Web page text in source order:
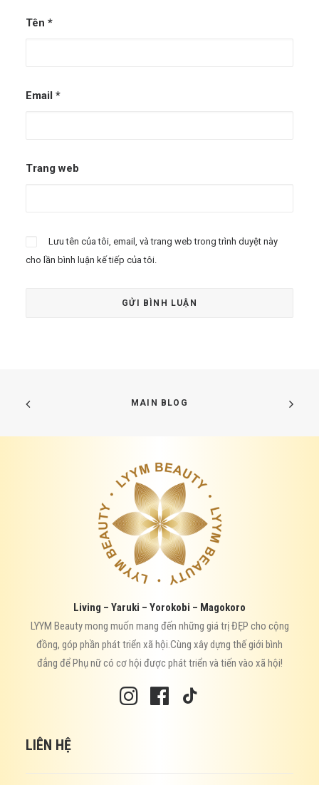
Tên *
Email *
Trang web
Lưu tên của tôi, email, và trang web trong trình duyệt này
cho lần bình luận kế tiếp của tôi.
MAIN BLOG
Living – Yaruki – Yorokobi – Magokoro
LYYM Beauty mong muốn mang đến những giá trị ĐẸP cho cộng
đồng, góp phần phát triển xã hội.Cùng xây dựng thế giới bình
đẳng để Phụ nữ có cơ hội được phát triển và tiến vào xã hội!
LIÊN HỆ